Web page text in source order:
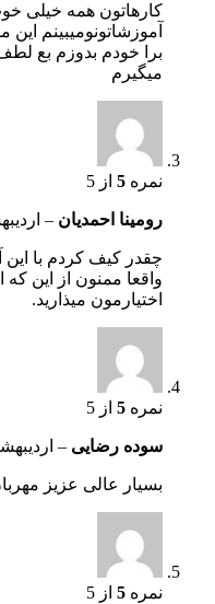
کارهاتون همه خیلی
آموزشاتونو‌میبینم
برا خودم بدوزم بع
میگیرم
نمره 5 از 5
رومینا احمدیان –
چقدر کیف کردم با
واقعا ممنون از این
اختیارمون میذارید.
نمره 5 از 5
سوده رضایی – اردیبهشت
بسیار عالی عزیز
نمره 5 از 5